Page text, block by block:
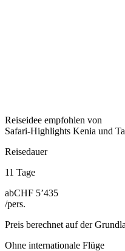
Reiseidee empfohlen von
Safari-Highlights Kenia und
Reisedauer
11 Tage
abCHF 5’435
/pers.
Preis berechnet auf der
Ohne internationale Flüge